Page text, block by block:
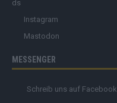
Instagram
Mastodon
MESSENGER
Schreib uns auf Facebook